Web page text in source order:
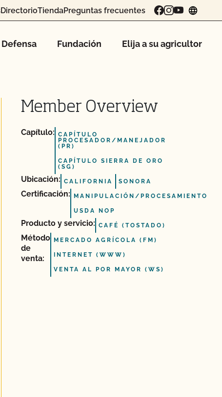
DirectorioTiendaPreguntas frecuentes
Defensa Fundación Elija a su agricultor
Member Overview
Capítulo: CAPÍTULO
PROCESADOR/MANEJADOR
(PR)
CAPÍTULO SIERRA DE ORO
(SG)
Ubicación: CALIFORNIA SONORA
Certificación: MANIPULACIÓN/PROCESAMIENTO
USDA NOP
Producto y servicio: CAFÉ (TOSTADO)
Método
de
venta:
MERCADO AGRÍCOLA (FM)
INTERNET (WWW)
VENTA AL POR MAYOR (WS)